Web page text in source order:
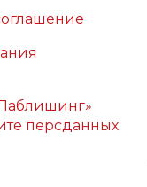
персданных